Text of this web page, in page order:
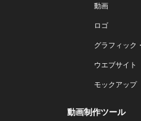
動画
ロゴ
グラフィック
ウエブサイト
モックアップ
動画制作ツール